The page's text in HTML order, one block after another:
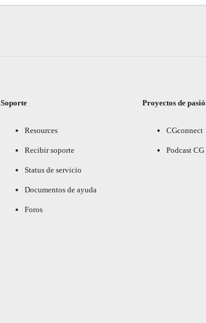
Soporte
Resources
Recibir soporte
Status de servicio
Documentos de ayuda
Foros
Proyectos de
CGconnect
Podcast CG